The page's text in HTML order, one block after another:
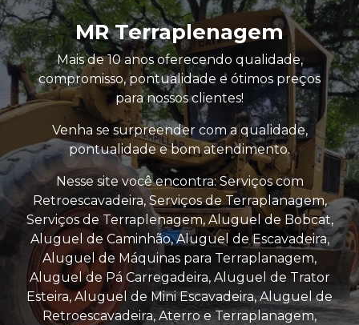
MR Terraplenagem
Mais de 10 anos oferecendo qualidade,
compromisso, pontualidade e ótimos preços
para nossos clientes!
Venha se surpreender com a qualidade,
pontualidade e bom atendimento.
Nesse site você encontra: Serviços com
Retroescavadeira, Serviços de Terraplanagem,
Serviços de Terraplenagem, Aluguel de Bobcat,
Aluguel de Caminhão, Aluguel de Escavadeira,
Aluguel de Máquinas para Terraplanagem,
Aluguel de Pá Carregadeira, Aluguel de Trator
Esteira, Aluguel de Mini Escavadeira, Aluguel de
Retroescavadeira, Aterro e Terraplanagem,